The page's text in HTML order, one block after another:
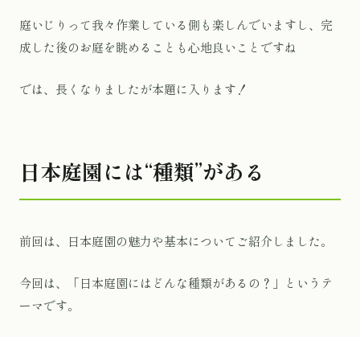
庭いじりって我々作業している側も楽しんでいますし、完
成した後のお庭を眺めることも心地良いことですね
では、長くなりましたが本題に入ります！
日本庭園には“種類”がある
前回は、日本庭園の魅力や基本についてご紹介しました。
今回は、「日本庭園にはどんな種類があるの？」というテ
ーマです。